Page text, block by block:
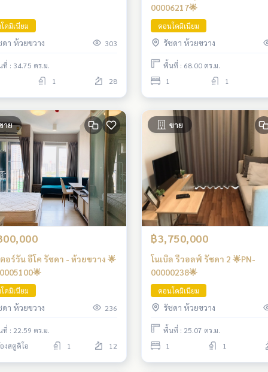
ดมิเนียม
า ห้วยขวาง 303
: 34.75 ตร.ม.
1
28
00006217🌟
คอนโดมิเนียม
รัชดา ห้วยขวาง
พื้นที่ : 68.00 ตร.ม.
1
1
าย
อร์วัน อีโค รัชดา - ห้วยขวาง 🌟
ดมิเนียม
า ห้วยขวาง 236
: 22.59 ตร.ม.
งสตูดิโอ
1 12
ขาย
฿3,750,000
โนเบิล รีวอลฟ์ รัชดา 2 🌟PN-
00000238🌟
คอนโดมิเนียม
รัชดา ห้วยขวาง
พื้นที่ : 25.07 ตร.ม.
1
1